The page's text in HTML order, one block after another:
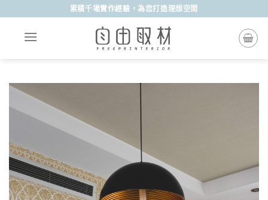
content
累積千場實作經驗，為您打造理想空間